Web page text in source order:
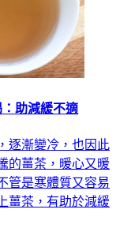
助減緩不適
逐漸變冷，也因此
的薑茶，暖心又暖
管是寒體質又容易
薑茶，有助於減緩